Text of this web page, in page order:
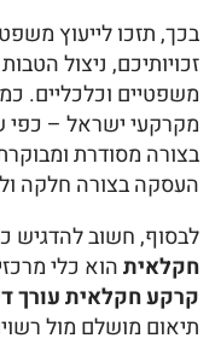
בכך, תזכו לייעוץ
זכויותיכם, ניצול
משפטיים וכלכליים.
בצורה מסודרת
העסקה בצורה חלקה
לבסוף, חשוב להדגיש
חקלאיתהוא כלי
קרקע חקלאית עורך
תיאום מושלם מול